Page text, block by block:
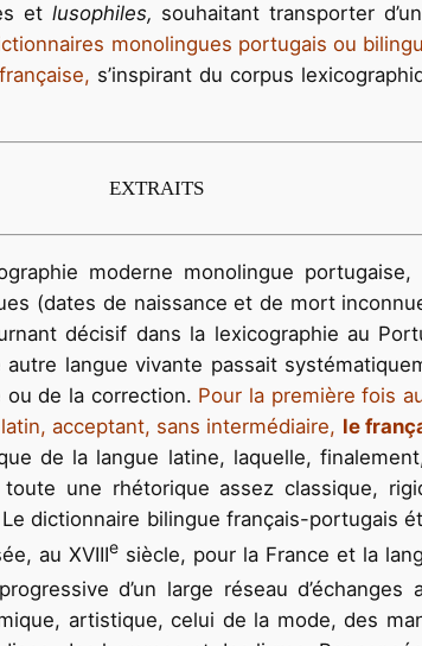
etlusophiles, souhaitant transporter
monolingues portugais ou
s’inspirant du corpus
EXTRAITS
moderne monolingue
(dates de naissance et de mort
décisif dans la lexicographie au
langue vivante passait
ou de la correction. Pour la première fois
acceptant, sans intermédiaire, le
de la langue latine, laquelle,
une rhétorique assez classique,
dictionnaire bilingue français-portugais
au XVIIIe siècle, pour la France et la
d’un large réseau
artistique, celui de la mode, des